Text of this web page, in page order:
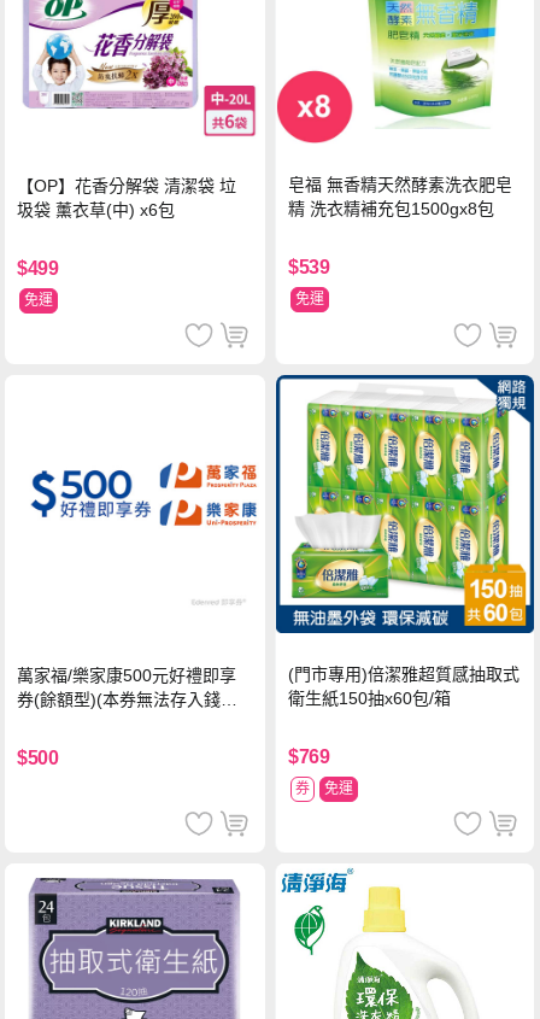
【OP】花香分解袋 清潔袋 垃
圾袋 薰衣草(中) x6包
$499
免運
皂福 無香精天然酵素洗衣肥皂
精 洗衣精補充包1500gx8包
$539
免運
萬家福/樂家康500元好禮即享
券(餘額型)(本券無法存入錢包
$500
(門市專用)倍潔雅超質感抽取式
衛生紙150抽x60包/箱
$769
券 免運